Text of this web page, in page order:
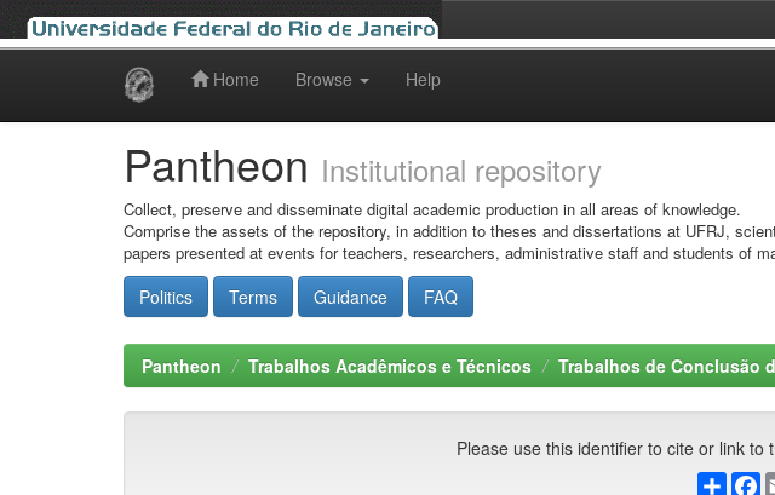
Home Browse Help
Pantheon Institutional repository
Collect, preserve and disseminate digital academic production in all areas of knowledge.
Comprise the assets of the repository, in addition to theses and dissertations at UFRJ,
papers presented at events for teachers, researchers, administrative staff and students of
Politics Terms Guidance FAQ
Pantheon Trabalhos Acadêmicos e Técnicos Trabalhos de Conclusão
Please use this identifier to cite or link to
Share